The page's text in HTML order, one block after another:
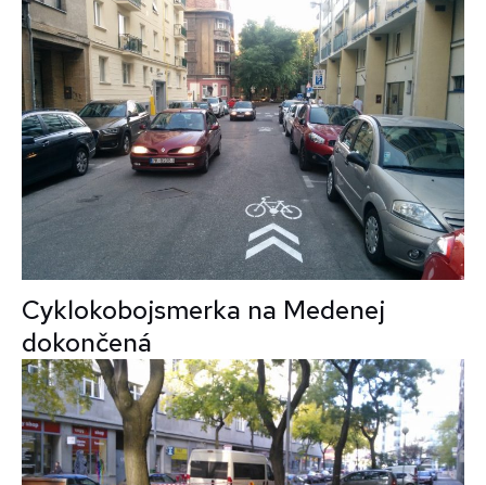
Cyklokobojsmerka na Medenej
dokončená